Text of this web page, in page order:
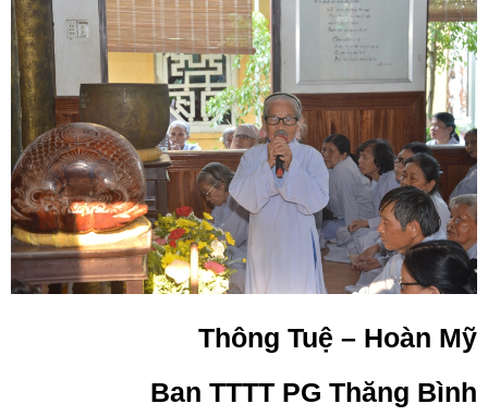
Thông Tuệ – Hoàn Mỹ
Ban TTTT PG Thăng Bình